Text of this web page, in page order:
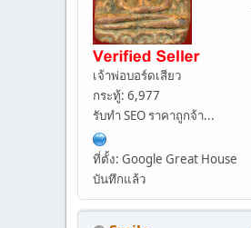
เจ้าพ่อบอร์ดเสียว
กระทู้: 6,977
รับทำ SEO ราคาถูกจ้า...
ที่ตั้ง: Google Great House
บันทึกแล้ว